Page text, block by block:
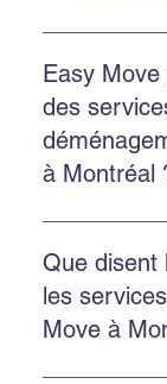
Planifiez à
soumission
une équipe
Easy
des
à Montréal
Oui. Easy
services
réduire le
Que disent
les
Move à